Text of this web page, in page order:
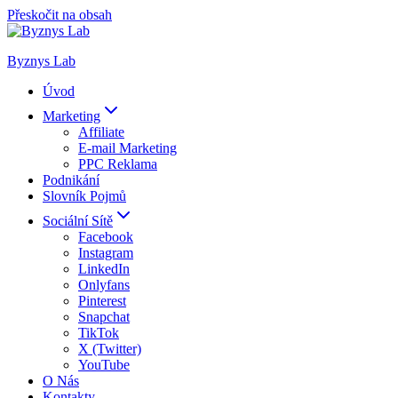
Přeskočit na obsah
Byznys Lab
Úvod
Marketing
Affiliate
E-mail Marketing
PPC Reklama
Podnikání
Slovník Pojmů
Sociální Sítě
Facebook
Instagram
LinkedIn
Onlyfans
Pinterest
Snapchat
TikTok
X (Twitter)
YouTube
O Nás